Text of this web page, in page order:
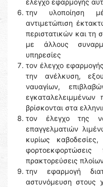
την υλοποίηση
αντιμετώπιση
περιστατικών και τη
με άλλους
υπηρεσίες
τον έλεγχο
την ανέλκυση,
ναυαγίων,
βρίσκονται στα
τον έλεγχο της
επαγγελματιών
κυρίως καβοδεσίες,
φορτοεκφορτώσεις
πρακτορεύσεις
την εφαρμογή
αστυνόμευση στους